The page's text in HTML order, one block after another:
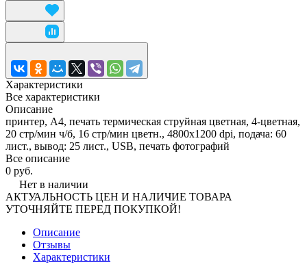
Характеристики
Все характеристики
Описание
принтер, A4, печать термическая струйная цветная, 4-цветная,
20 стр/мин ч/б, 16 стр/мин цветн., 4800x1200 dpi, подача: 60
лист., вывод: 25 лист., USB, печать фотографий
Все описание
0 руб.
Нет в наличии
АКТУАЛЬНОСТЬ ЦЕН И НАЛИЧИЕ ТОВАРА
УТОЧНЯЙТЕ ПЕРЕД ПОКУПКОЙ!
Описание
Отзывы
Характеристики